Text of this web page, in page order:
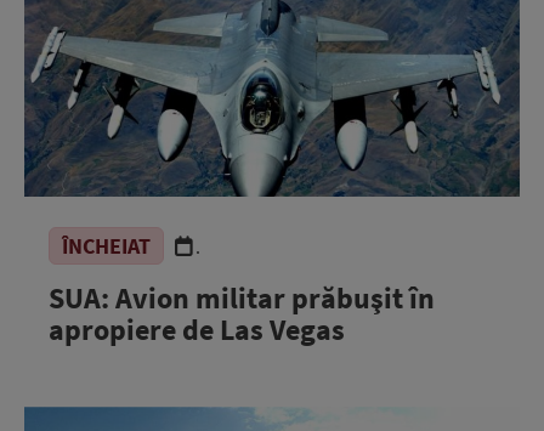
ÎNCHEIAT .
SUA: Avion militar prăbuşit în
apropiere de Las Vegas